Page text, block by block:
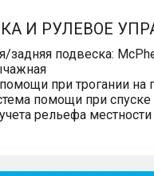
И РУЛЕВОЕ
задняя подвеска:
при трогании на
помощи при спуске
рельефа местности